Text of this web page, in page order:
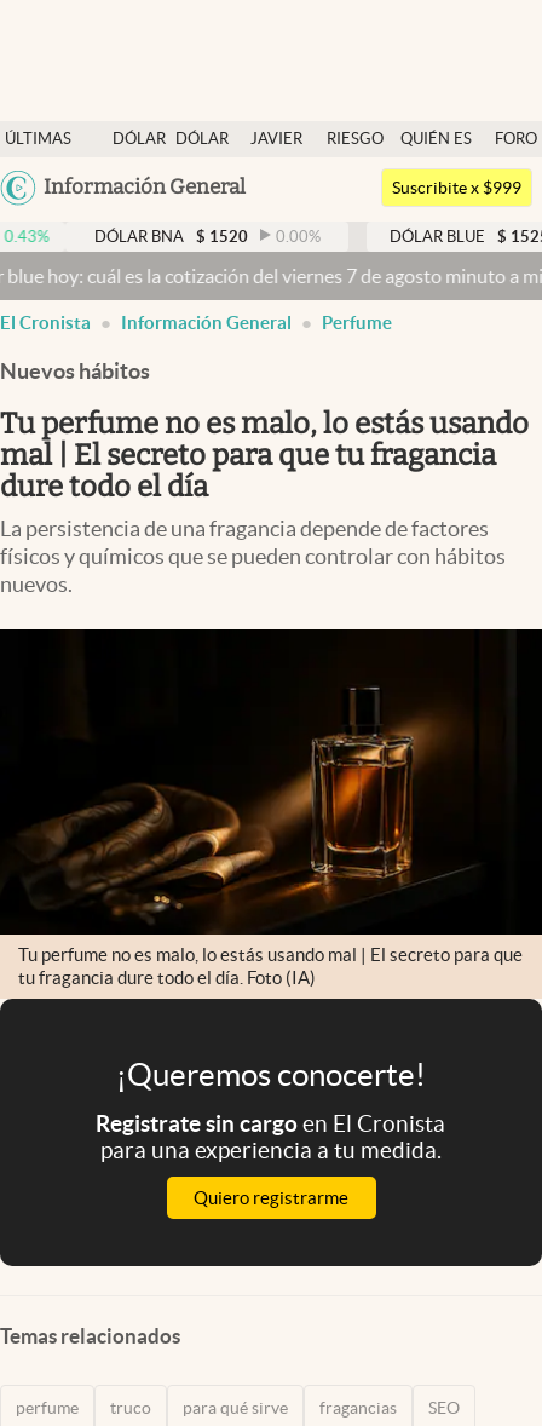
ÚLTIMAS
NOTICIAS
DÓLAR
DÓLAR
JAVIER
RIESGO
QUIÉN ES
QUIÉN
FORO
Argentina
México
Información General
Dólar
Members
Economía y Política
Finanzas y Mercados
Mercados Online
Negocios
Columnistas
Otras secciones
Infotechnology
Eventos Corporativos
El Cronista Studio
Mediakit
abre en nueva pestaña
Argentina
Suscribite x $999
DÓLAR BNA $ 1520 0.00% DÓLAR BLUE $ 1525 -0.33
es la cotización del viernes 7 de agosto minuto a minutoDólar
El Cronista Información General Perfume
Nuevos hábitos
Tu perfume no es malo, lo estás usando
mal | El secreto para que tu fragancia
dure todo el día
La persistencia de una fragancia depende de factores
físicos y químicos que se pueden controlar con hábitos
nuevos.
Tu perfume no es malo, lo estás usando mal | El secreto para que
tu fragancia dure todo el día. Foto (IA)
¡Queremos conocerte!
Registrate sin cargoen El Cronista
para una experiencia a tu medida.
Quiero registrarme
Temas relacionados
perfume truco para qué sirve fragancias SEO